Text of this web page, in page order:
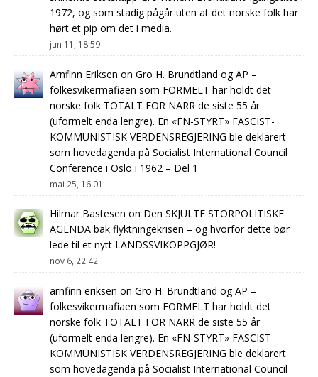
1972, og som stadig pågår uten at det norske folk har
hørt et pip om det i media.
jun 11, 18:59
Arnfinn Eriksen on Gro H. Brundtland og AP –
folkesvikermafiaen som FORMELT har holdt det
norske folk TOTALT FOR NARR de siste 55 år
(uformelt enda lengre). En «FN-STYRT» FASCIST-
KOMMUNISTISK VERDENSREGJERING ble deklarert
som hovedagenda på Socialist International Council
Conference i Oslo i 1962 – Del 1
mai 25, 16:01
Hilmar Bastesen on Den SKJULTE STORPOLITISKE
AGENDA bak flyktningekrisen – og hvorfor dette bør
lede til et nytt LANDSSVIKOPPGJØR!
nov 6, 22:42
arnfinn eriksen on Gro H. Brundtland og AP –
folkesvikermafiaen som FORMELT har holdt det
norske folk TOTALT FOR NARR de siste 55 år
(uformelt enda lengre). En «FN-STYRT» FASCIST-
KOMMUNISTISK VERDENSREGJERING ble deklarert
som hovedagenda på Socialist International Council